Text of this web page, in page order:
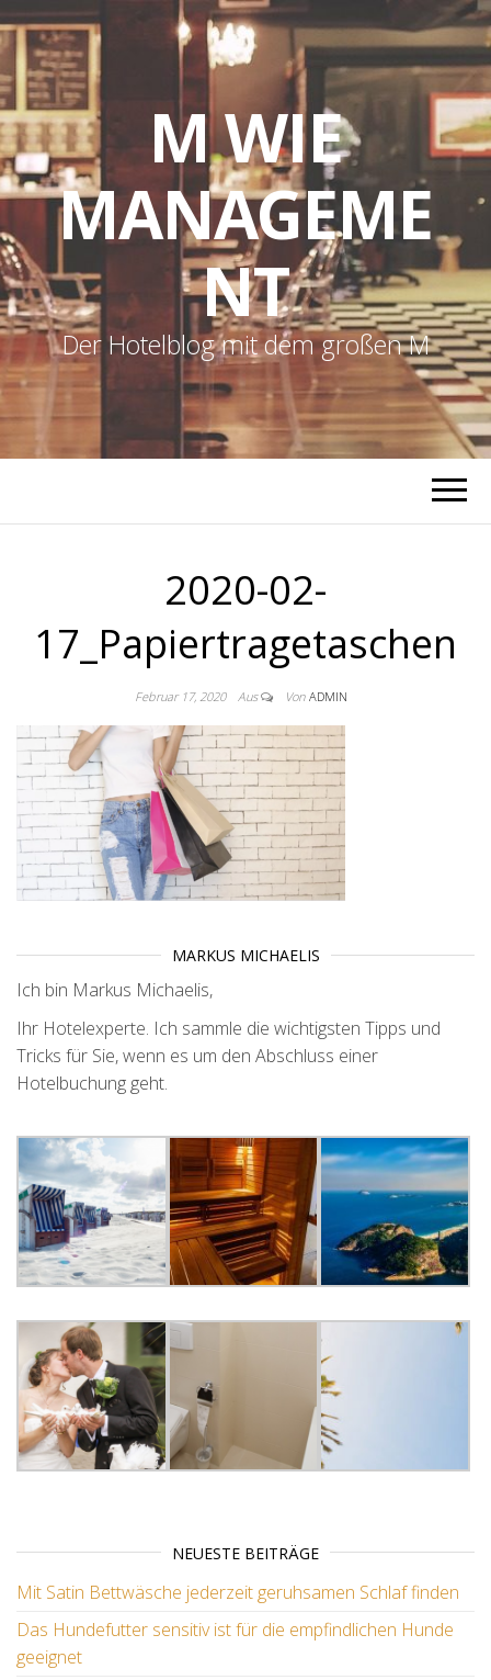
M WIE
MANAGEME
NT
Der Hotelblog mit dem großen M
2020-02-
17_Papiertragetaschen
Februar 17, 2020 Aus Von ADMIN
MARKUS MICHAELIS
Ich bin Markus Michaelis,
Ihr Hotelexperte. Ich sammle die wichtigsten Tipps und
Tricks für Sie, wenn es um den Abschluss einer
Hotelbuchung geht.
NEUESTE BEITRÄGE
Mit Satin Bettwäsche jederzeit geruhsamen Schlaf finden
Das Hundefutter sensitiv ist für die empfindlichen Hunde
geeignet